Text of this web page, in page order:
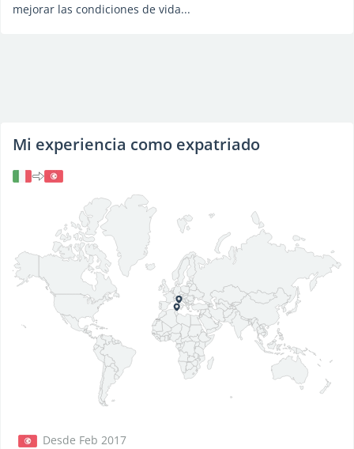
mejorar las condiciones de vida...
Mi experiencia como expatriado
Desde Feb 2017